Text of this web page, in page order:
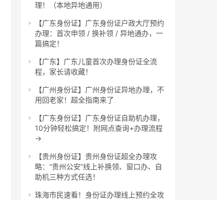
理！（本地异地通用）
【广东身份证】广东身份证户政大厅预约
办理：首次申领 / 换补领 / 异地通办，一
篇搞定！
【广东】广东儿童首次办理身份证全流
程，家长请收藏！
【广州身份证】广州身份证异地办理，不
用回老家！超全指南来了
【广东身份证】广东身份证自助机办理，
10分钟轻松搞定！附网点查询+办理流程
→
【贵州身份证】贵州身份证超全办理攻
略：“贵州公安”线上补换领、窗口办、自
助机三种方式任选！
珠海市民速看！身份证办理线上预约全攻